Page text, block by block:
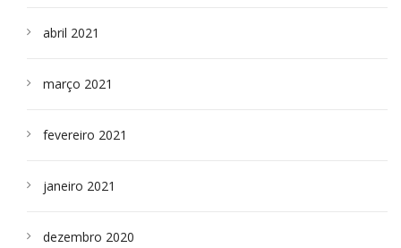
abril 2021
março 2021
fevereiro 2021
janeiro 2021
dezembro 2020